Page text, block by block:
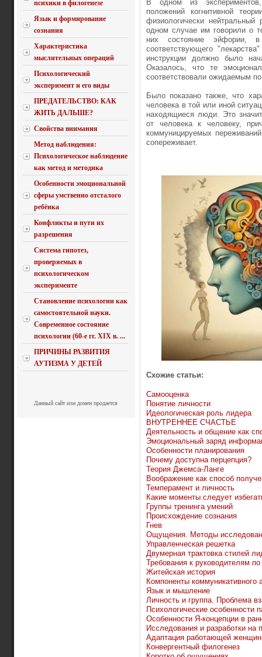
психики в филогенезе
Язык и формирование
сознания
Характеристика
мыслительных операций
Психологический
эксперимент и его виды
ПРЕДАТЕЛЬСТВО: КАК
ЖИТЬ ДАЛЬШЕ?
Свойства внимания
Метод наблюдения:
Психологическое наблюдение
как метод и методика
Особенности эмоциональной
сферы умственно отсталого
ребёнка
Конфликты и пути их
разрешения
Система гипотез,
проверяемых в
психологическом
эксперименте
Становление психологии как
самостоятельной науки.
Современное состояние
психологии (60-е гг. XIX в. ...
ПРИЧИНЫ РАЗВИТИЯ
АУТИЗМА У ДЕТЕЙ
Данный сайт или домен продается
В одном из экспериментов,
положений когнитивной
физиологически
одном случае им говорили о
них состояние эйфории,
соответствующего
инструкции должно было
Оказалось, что те
соответствовали ожидаемым
Было показано также, что
человека в той или иной
находящиеся люди. Это
от человека к человеку,
коммуницируемых
сопереживает.
Схожие статьи:
Самооценка
Понятие личности
Идеологическая роль лидера
ВНУТРЕННЕЕ СЧАСТЬЕ
Деятельность и общение как
Эмоциональный заряд
Особенности планирования
Почему доступна перцепция?
Теория Джемса-Ланге
Воображение как способ
Темперамент и личность
Какие моменты следует
Группы тренинга умений
Происхождение сознания
Гнев
Ощущения. Методы
Управленческая решетка
Двумерная трактовка стилей
Требования к руководителям
Житейская история
Компоненты коммуникативного
Язык и мышление
Личность и группа. Проблема
Психологические особенности
Особенности Я-концепции в
Исследования и разработки на
Адаптация работающей
Конвергентный филогенез